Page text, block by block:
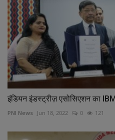
इंडियन इंडस्ट्रीज़ एसोसिएशन का
PNI News Jun 18, 2022 0 121